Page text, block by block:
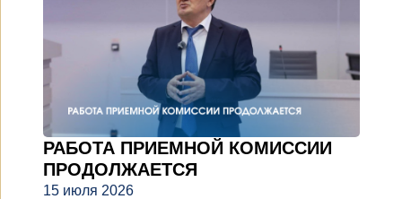
РАБОТА ПРИЕМНОЙ КОМИССИИ
ПРОДОЛЖАЕТСЯ
15 июля 2026